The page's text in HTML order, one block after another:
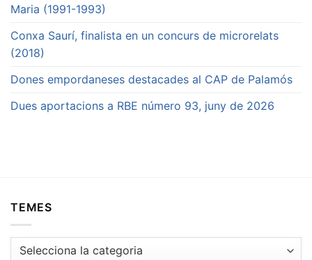
Maria (1991-1993)
Conxa Saurí, finalista en un concurs de microrelats
(2018)
Dones empordaneses destacades al CAP de Palamós
Dues aportacions a RBE número 93, juny de 2026
TEMES
Temes